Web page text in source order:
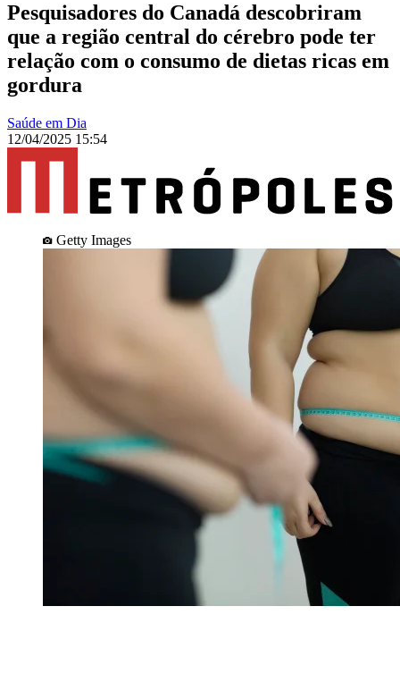
Pesquisadores do Canadá descobriram
que a região central do cérebro pode ter
relação com o consumo de dietas ricas em
gordura
Saúde em Dia
12/04/2025 15:54
Getty Images